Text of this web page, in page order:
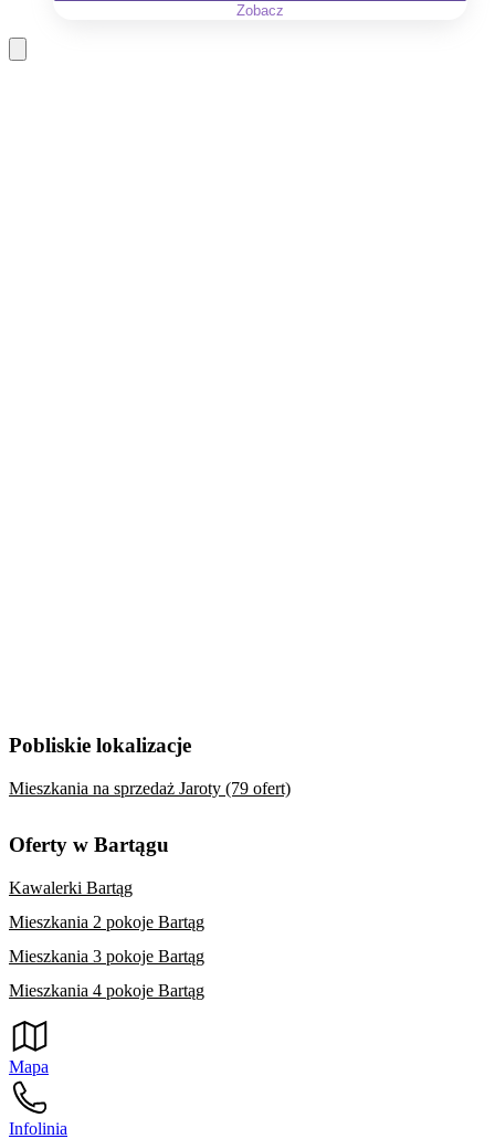
Zobacz
Pobliskie lokalizacje
Mieszkania na sprzedaż Jaroty (79 ofert)
Oferty w Bartągu
Kawalerki Bartąg
Mieszkania 2 pokoje Bartąg
Mieszkania 3 pokoje Bartąg
Mieszkania 4 pokoje Bartąg
Mapa
Infolinia